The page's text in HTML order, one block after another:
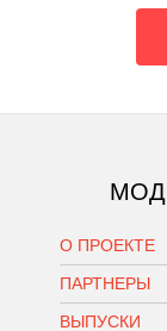
О ПРОЕКТЕ
ПАРТНЕРЫ
ВЫПУСКИ